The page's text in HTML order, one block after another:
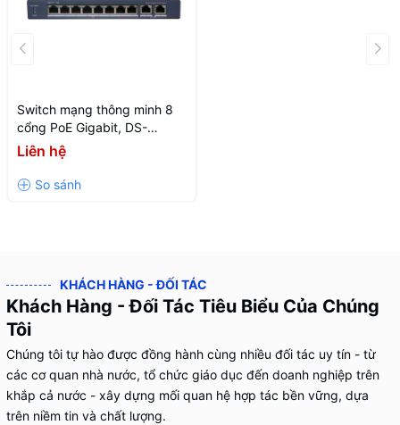
Switch mạng thông minh 8
cổng PoE Gigabit, DS-
3E1510P-EI(O-STD)V2
Liên hệ
KHÁCH HÀNG - ĐỐI TÁC
Khách Hàng - Đối Tác Tiêu Biểu Của Chúng
Tôi
Chúng tôi tự hào được đồng hành cùng nhiều đối tác uy tín - từ
các cơ quan nhà nước, tổ chức giáo dục đến doanh nghiệp trên
khắp cả nước - xây dựng mối quan hệ hợp tác bền vững, dựa
trên niềm tin và chất lượng.